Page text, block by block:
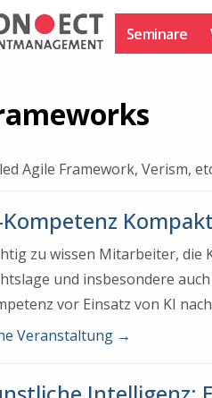
Seminare
Agile Framework, Verism,
Kompetenz
zu wissen Mitarbeiter, die
und insbesondere
vor Einsatz von KI
Veranstaltung →